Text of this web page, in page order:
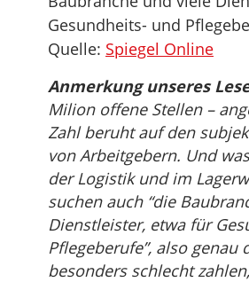
Gesundheits- und
Quelle: Spiegel Online
Anmerkung unseres
Milion offene Stellen –
Zahl beruht auf den
von Arbeitgebern. Und
der Logistik und im
suchen auch “die
Dienstleister, etwa für
Pflegeberufe”, also genau
besonders schlecht